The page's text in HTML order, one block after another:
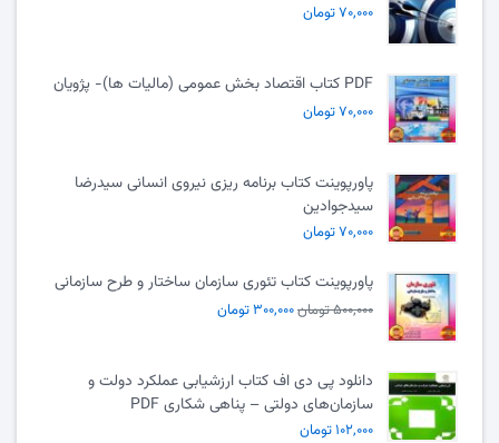
۷۰,۰۰۰ تومان
PDF کتاب اقتصاد بخش عمومی (مالیات ها)- پژویان
۷۰,۰۰۰ تومان
پاورپوینت کتاب برنامه ریزی نیروی انسانی سیدرضا
سیدجوادین
۷۰,۰۰۰ تومان
پاورپوینت کتاب تئوری سازمان ساختار و طرح سازمانی
۵۰۰,۰۰۰ تومان ۳۰۰,۰۰۰ تومان
دانلود پی دی اف کتاب ارزشیابی عملکرد دولت و
سازمان‌های دولتی – پناهی شکاری PDF
۱۰۲,۰۰۰ تومان